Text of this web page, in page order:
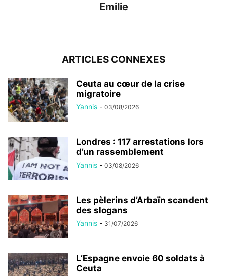
Emilie
ARTICLES CONNEXES
Ceuta au cœur de la crise
migratoire
Yannis - 03/08/2026
Londres : 117 arrestations lors
d’un rassemblement
Yannis - 03/08/2026
Les pèlerins d’Arbaïn scandent
des slogans
Yannis - 31/07/2026
L’Espagne envoie 60 soldats à
Ceuta